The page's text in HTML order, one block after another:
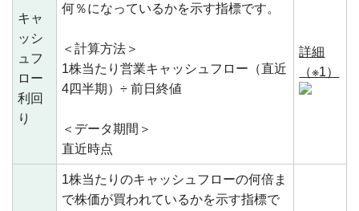
キャ
ッシ
ュフ
ロー
利回
り
何％になっているかを示す指標です。
＜計算方法＞
1株当たり営業キャッシュフロー（直近
4四半期）÷ 前日終値
＜データ期間＞
直近時点
詳細
（※1）
1株当たりのキャッシュフローの何倍ま
で株価が買われているかを示す指標で